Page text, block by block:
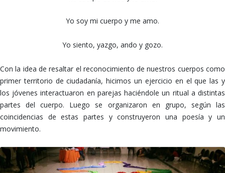
Yo soy mi cuerpo y me amo.
Yo siento, yazgo, ando y gozo.
Con la idea de resaltar el reconocimiento de nuestros cuerpos como
primer territorio de ciudadanía, hicimos un ejercicio en el que las y
los jóvenes interactuaron en parejas haciéndole un ritual a distintas
partes del cuerpo. Luego se organizaron en grupo, según las
coincidencias de estas partes y construyeron una poesía y un
movimiento.